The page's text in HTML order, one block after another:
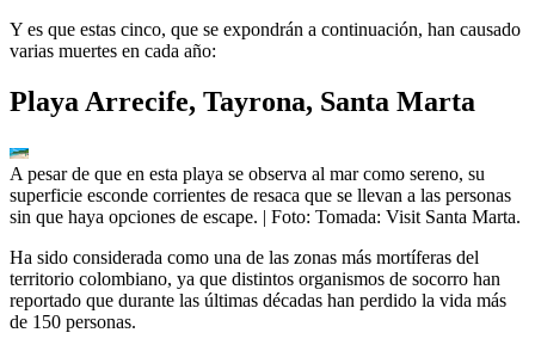
Y es que estas cinco, que se expondrán a continuación, han causado
varias muertes en cada año:
Playa Arrecife, Tayrona, Santa Marta
A pesar de que en esta playa se observa al mar como sereno, su
superficie esconde corrientes de resaca que se llevan a las personas
sin que haya opciones de escape. | Foto: Tomada: Visit Santa Marta.
Ha sido considerada como una de las zonas más mortíferas del
territorio colombiano, ya que distintos organismos de socorro han
reportado que durante las últimas décadas han perdido la vida más
de 150 personas.